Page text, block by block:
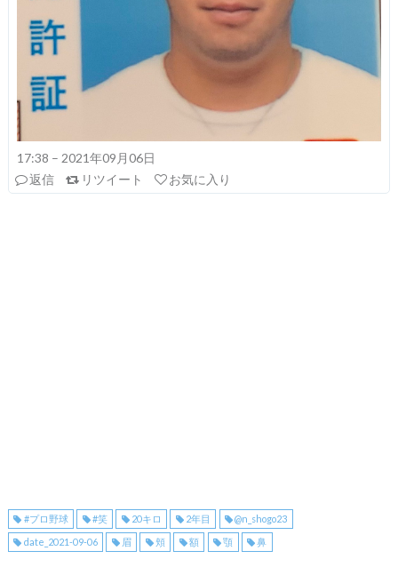
17:38 – 2021年09月06日
返信
リツイート お気に入り
#プロ野球 #笑 20キロ 2年目 @n_shogo23
date_2021-09-06 眉 頬 額 顎 鼻